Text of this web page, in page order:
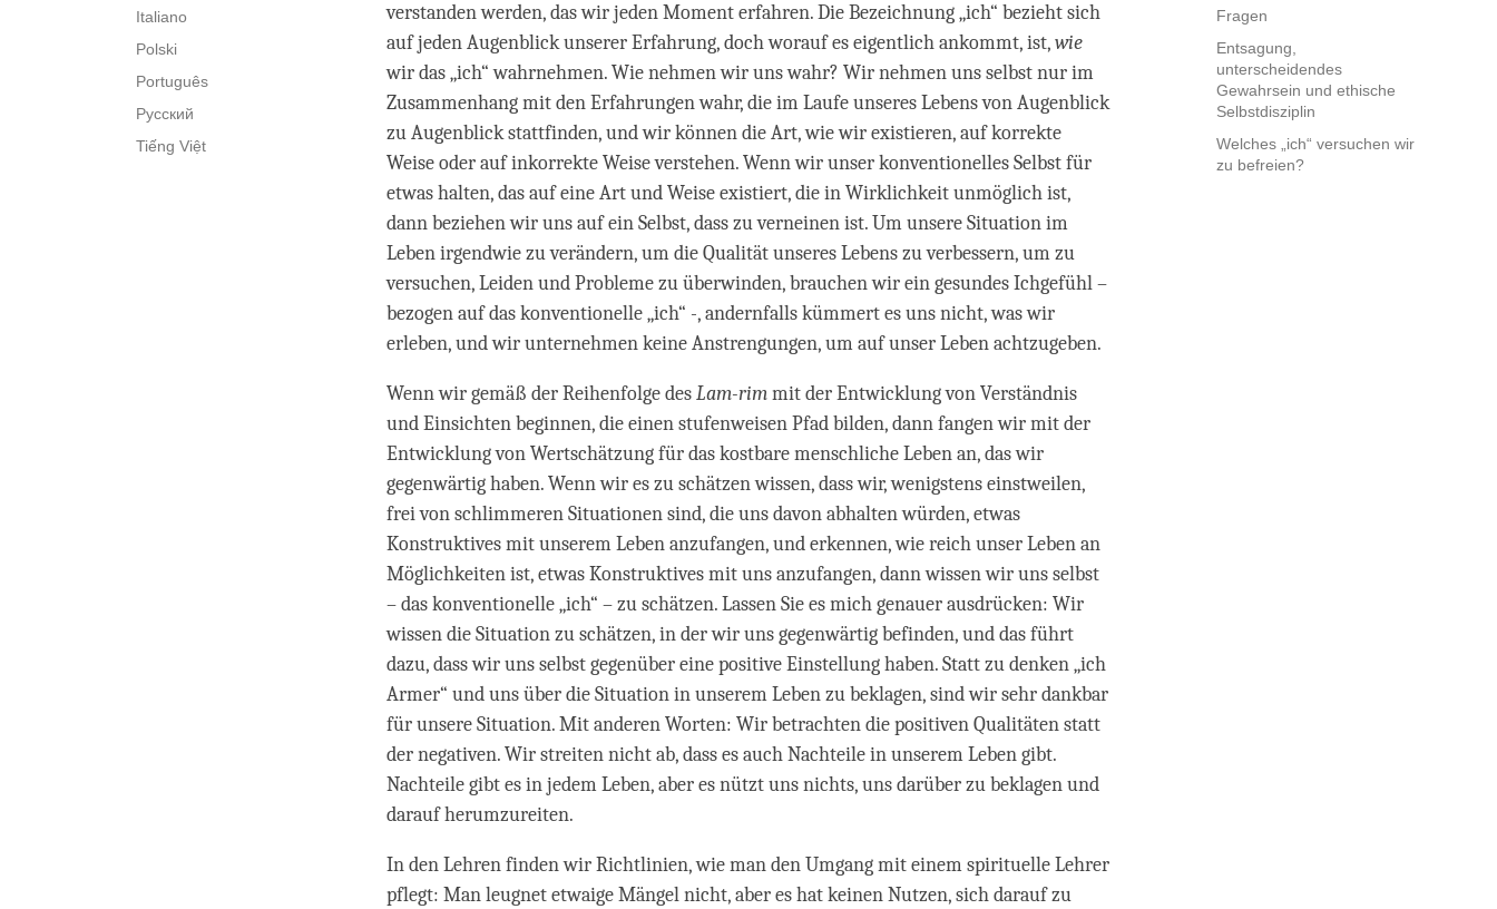
Fragen
Entsagung,
unterscheidendes
Gewahrsein und ethische
Selbstdisziplin
Welches „ich“ versuchen wir
zu befreien?
Italiano
Polski
Português
Русский
Tiếng Việt
verstanden werden, das wir jeden Moment erfahren. Die Bezeichnung „ich“ bezieht sich
auf jeden Augenblick unserer Erfahrung, doch worauf es eigentlich ankommt, ist,wie
wir das „ich“ wahrnehmen. Wie nehmen wir uns wahr? Wir nehmen uns selbst nur im
Zusammenhang mit den Erfahrungen wahr, die im Laufe unseres Lebens von Augenblick
zu Augenblick stattfinden, und wir können die Art, wie wir existieren, auf korrekte
Weise oder auf inkorrekte Weise verstehen. Wenn wir unser konventionelles Selbst für
etwas halten, das auf eine Art und Weise existiert, die in Wirklichkeit unmöglich ist,
dann beziehen wir uns auf ein Selbst, dass zu verneinen ist. Um unsere Situation im
Leben irgendwie zu verändern, um die Qualität unseres Lebens zu verbessern, um zu
versuchen, Leiden und Probleme zu überwinden, brauchen wir ein gesundes Ichgefühl –
bezogen auf das konventionelle „ich“ -, andernfalls kümmert es uns nicht, was wir
erleben, und wir unternehmen keine Anstrengungen, um auf unser Leben achtzugeben.
Wenn wir gemäß der Reihenfolge desLam-rimmit der Entwicklung von Verständnis
und Einsichten beginnen, die einen stufenweisen Pfad bilden, dann fangen wir mit der
Entwicklung von Wertschätzung für das kostbare menschliche Leben an, das wir
gegenwärtig haben. Wenn wir es zu schätzen wissen, dass wir, wenigstens einstweilen,
frei von schlimmeren Situationen sind, die uns davon abhalten würden, etwas
Konstruktives mit unserem Leben anzufangen, und erkennen, wie reich unser Leben an
Möglichkeiten ist, etwas Konstruktives mit uns anzufangen, dann wissen wir uns selbst
– das konventionelle „ich“ – zu schätzen. Lassen Sie es mich genauer ausdrücken: Wir
wissen die Situation zu schätzen, in der wir uns gegenwärtig befinden, und das führt
dazu, dass wir uns selbst gegenüber eine positive Einstellung haben. Statt zu denken „ich
Armer“ und uns über die Situation in unserem Leben zu beklagen, sind wir sehr dankbar
für unsere Situation. Mit anderen Worten: Wir betrachten die positiven Qualitäten statt
der negativen. Wir streiten nicht ab, dass es auch Nachteile in unserem Leben gibt.
Nachteile gibt es in jedem Leben, aber es nützt uns nichts, uns darüber zu beklagen und
darauf herumzureiten.
In den Lehren finden wir Richtlinien, wie man den Umgang mit einem spirituelle Lehrer
pflegt: Man leugnet etwaige Mängel nicht, aber es hat keinen Nutzen, sich darauf zu